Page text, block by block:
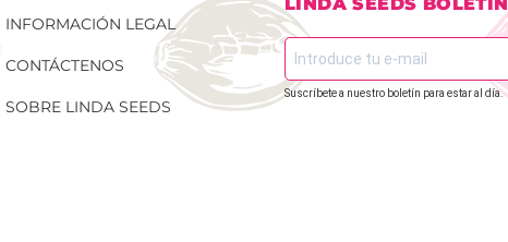
INFORMACIÓN LEGAL
CONTÁCTENOS
SOBRE LINDA SEEDS
Suscríbete a nuestro boletín para estar al día.